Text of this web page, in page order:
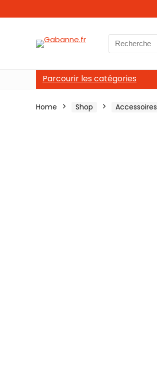
Search
for:
Parcourir les catégories
Home Shop Accessoires